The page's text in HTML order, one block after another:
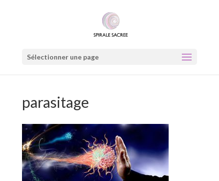
Sélectionner une page
parasitage